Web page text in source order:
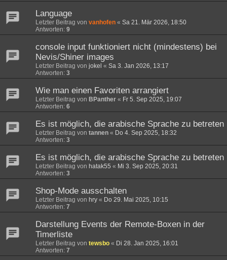
Language
Letzter Beitrag von vanhofen « Sa 21. Mär 2026, 18:50
Antworten: 9
console input funktioniert nicht (mindestens) bei
Nevis/Shiner images
Letzter Beitrag von jokel « Sa 3. Jan 2026, 13:17
Antworten: 3
Wie man einen Favoriten arrangiert
Letzter Beitrag von BPanther « Fr 5. Sep 2025, 19:07
Antworten: 6
Es ist möglich, die arabische Sprache zu betreten
Letzter Beitrag von tannen « Do 4. Sep 2025, 18:32
Antworten: 3
Es ist möglich, die arabische Sprache zu betreten
Letzter Beitrag von hatak55 « Mi 3. Sep 2025, 20:31
Antworten: 3
Shop-Mode ausschalten
Letzter Beitrag von hry « Do 29. Mai 2025, 10:15
Antworten: 7
Darstellung Events der Remote-Boxen in der
Timerliste
Letzter Beitrag von tewsbo « Di 28. Jan 2025, 16:01
Antworten: 7